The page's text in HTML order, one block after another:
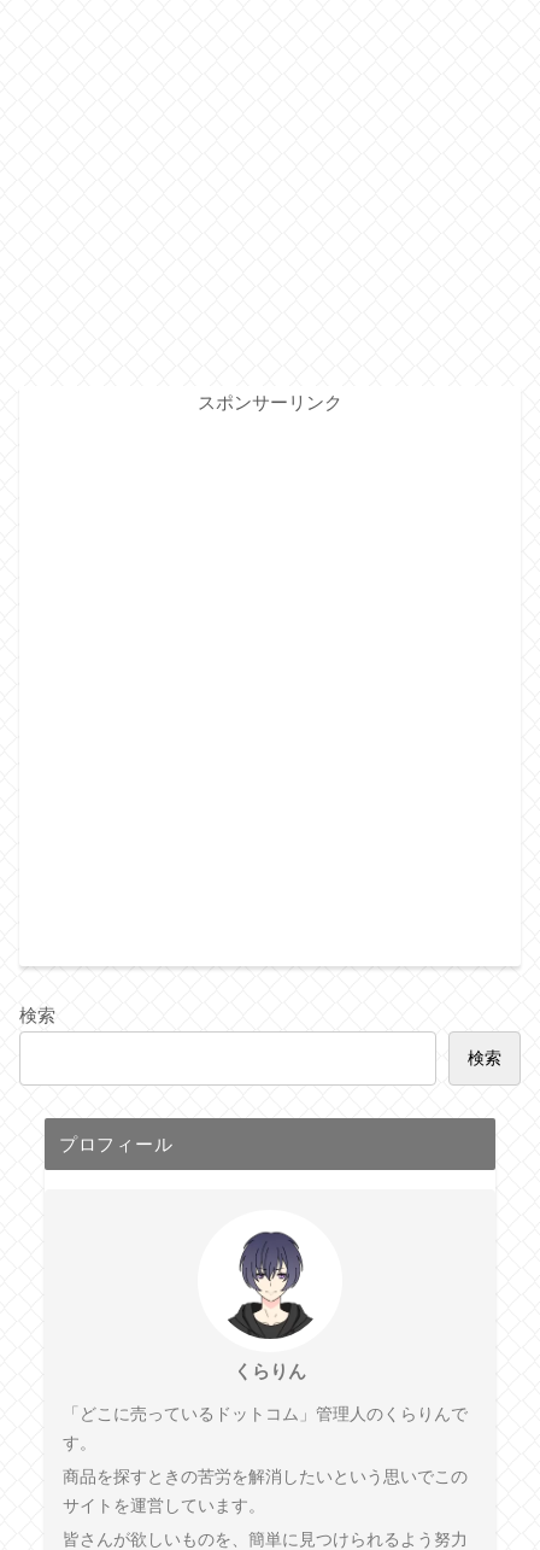
スポンサーリンク
検索
検索
プロフィール
くらりん
「どこに売っているドットコム」管理人のくらりんで
す。
商品を探すときの苦労を解消したいという思いでこの
サイトを運営しています。
皆さんが欲しいものを、簡単に見つけられるよう努力